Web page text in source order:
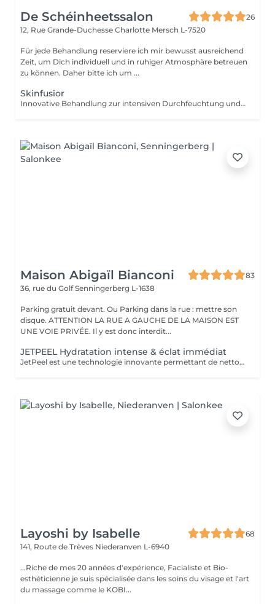
De Schéinheetssalon
26
12, Rue Grande-Duchesse Charlotte Mersch L-7520
Für jede Behandlung reserviere ich mir bewusst ausreichend
Zeit, um Dich individuell und in ruhiger Atmosphäre betreuen
zu können. Daher bitte ich um ...
Skinfusior
Innovative Behandlung zur intensiven Durchfeuchtung und Hauterneuerung. Kombination aus Peeling, Ultraschall, Wirkstoffeinschleusung und abschließender Versiegelung für maximale Hautgesundheit.
Maison Abigaïl Bianconi
83
36, rue du GolfSenningerberg L-1638
Parking gratuit devant. Ou Parking dans la rue : mettre son
disque. ATTENTION LA RUE A GAUCHE DE LA MAISON EST
UNE VOIE PRIVÉE. Il y est donc interdit...
JETPEEL Hydratation intense & éclat immédiat
JetPeel est une technologie innovante permettant de nettoyer, exfolier et infuser la peau en profondeur, sans aiguille et sans contact. Grâce à un jet d'air et de principes actifs projetés à haute vitesse, la peau est parfaitement nettoyée, intensément hydratée et immédiatement plus lumineuse. Ce soin agit à la fois en surface et en profondeur pour améliorer visiblement la qualité de la peau : - lisser le grain de peau - resserrer les pores - raviver l'éclat du teint - atténuer les rides, ridules et signes de fatigue - hydrater intensément la peau Sans douleur et sans éviction sociale, la peau est nette, fraîche, repulpée et éclatante dès la première séance. Chaque séance comprend : - une double analyse de peau, incluant un diagnostic précis assisté par technologie - une séance complète de JetPeel - l'application d'un booster ciblé selon les besoins de la peau - une séance de LED pour optimiser et prolonger les résultats Idéal en cure pour un véritable travail sur la qualité de la peau et des résultats visibles, rapides et durables. Parfait également en entretien, comme étape intermédiaire entre un soin visage classique et un traitement plus profond tel que le Morpheus.
Layoshi by Isabelle
68
141, Route de Trèves Niederanven L-6940
...Riche de mes 20 années d'expérience, Facialiste et Bio-
esthéticienne je suis spécialisée dans les soins du visage et l'art
du massage comme le KOBI...